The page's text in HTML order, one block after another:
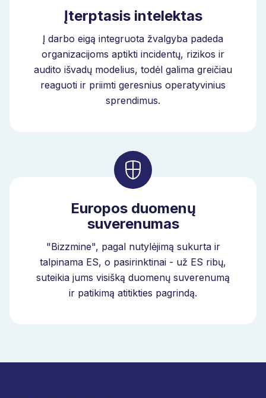
Įterptasis intelektas
Į darbo eigą integruota žvalgyba padeda
organizacijoms aptikti incidentų, rizikos ir
audito išvadų modelius, todėl galima greičiau
reaguoti ir priimti geresnius operatyvinius
sprendimus.
Europos duomenų
suverenumas
"Bizzmine", pagal nutylėjimą sukurta ir
talpinama ES, o pasirinktinai - už ES ribų,
suteikia jums visišką duomenų suverenumą
ir patikimą atitikties pagrindą.